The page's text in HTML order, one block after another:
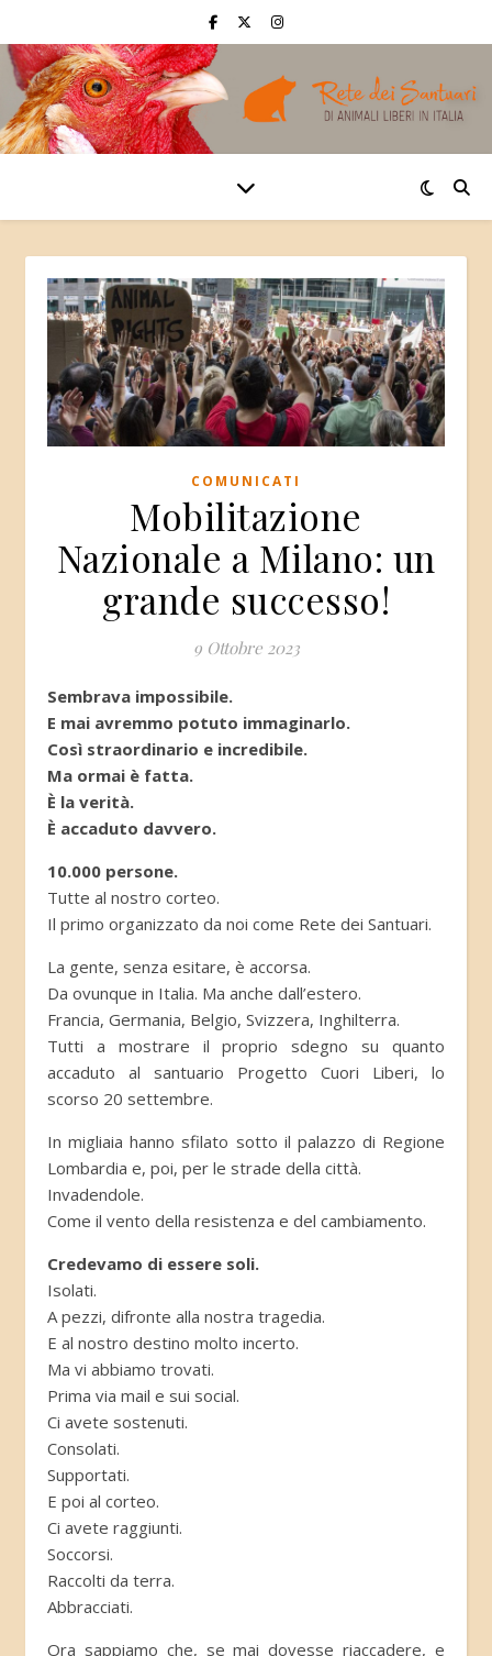
COMUNICATI
Mobilitazione
Nazionale a Milano: un
grande successo!
9 Ottobre 2023
Sembrava impossibile.
E mai avremmo potuto immaginarlo.
Così straordinario e incredibile.
Ma ormai è fatta.
È la verità.
È accaduto davvero.
10.000 persone.
Tutte al nostro corteo.
Il primo organizzato da noi come Rete dei Santuari.
La gente, senza esitare, è accorsa.
Da ovunque in Italia. Ma anche dall’estero.
Francia, Germania, Belgio, Svizzera, Inghilterra.
Tutti a mostrare il proprio sdegno su quanto
accaduto al santuario Progetto Cuori Liberi, lo
scorso 20 settembre.
In migliaia hanno sfilato sotto il palazzo di Regione
Lombardia e, poi, per le strade della città.
Invadendole.
Come il vento della resistenza e del cambiamento.
Credevamo di essere soli.
Isolati.
A pezzi, difronte alla nostra tragedia.
E al nostro destino molto incerto.
Ma vi abbiamo trovati.
Prima via mail e sui social.
Ci avete sostenuti.
Consolati.
Supportati.
E poi al corteo.
Ci avete raggiunti.
Soccorsi.
Raccolti da terra.
Abbracciati.
Ora sappiamo che, se mai dovesse riaccadere, e